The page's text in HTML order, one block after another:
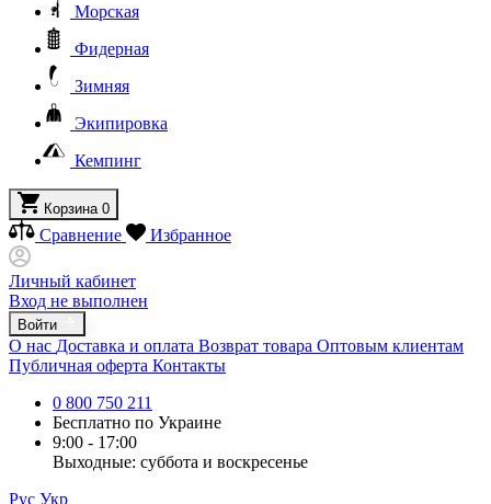
Морская
Фидерная
Зимняя
Экипировка
Кемпинг
Корзина 0
Сравнение Избранное
Личный кабинет
Вход не выполнен
Войти
О нас Доставка и оплата Возврат товара Оптовым клиентам
Публичная оферта Контакты
0 800 750 211
Бесплатно по Украине
9:00 - 17:00
Выходные: суббота и воскресенье
Рус Укр